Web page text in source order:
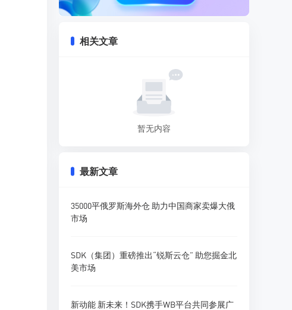
相关文章
暂无内容
最新文章
35000平俄罗斯海外仓 助力中国商家卖爆大俄
市场
SDK（集团）重磅推出“锐斯云仓” 助您掘金北
美市场
新动能 新未来！SDK携手WB平台共同参展广